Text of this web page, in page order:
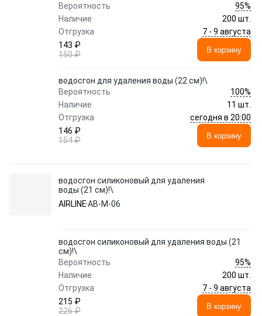
Вероятность
95%
Наличие
200 шт.
Отгрузка
7 - 9 августа
143 ₽
150 ₽
В корзину
водосгон для удаления воды (22 см)!\
Вероятность
100%
Наличие
11 шт.
Отгрузка
сегодня в 20:00
146 ₽
154 ₽
В корзину
водосгон силиконовый для удаления
воды (21 см)!\
AIRLINEAB-M-06
водосгон силиконовый для удаления воды (21
см)!\
Вероятность
95%
Наличие
200 шт.
Отгрузка
7 - 9 августа
215 ₽
226 ₽
В корзину